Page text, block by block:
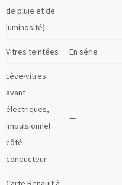
de pluie et de
luminosité)
Vitres teintées En série
Lève-vitres
avant
électriques,
impulsionnel
côté
conducteur
—